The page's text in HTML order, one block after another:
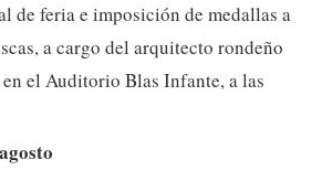
de feria e imposición de medallas a
a cargo del arquitecto rondeño
en el Auditorio Blas Infante, a las